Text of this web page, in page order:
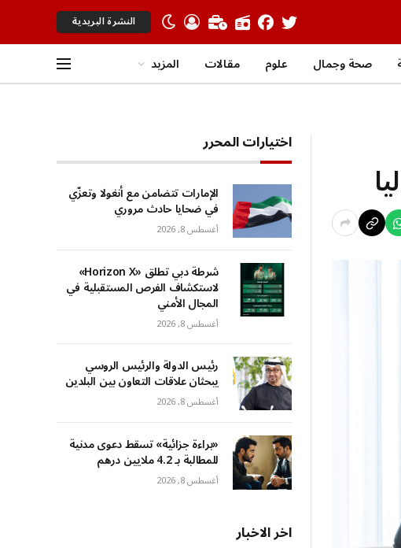
النشرة البريدية
صحة وجمال علوم مقالات المزيد
اختيارات المحرر
الإمارات تتضامن مع أنغولا وتعزّي
في ضحايا حادث مروري
أغسطس 8, 2026
شرطة دبي تطلق «Horizon X»
لاستكشاف الفرص المستقبلية في
المجال الأمني
أغسطس 8, 2026
رئيس الدولة والرئيس الروسي
يبحثان علاقات التعاون بين البلدين
أغسطس 8, 2026
«براءة جزائية» تسقط دعوى مدنية
للمطالبة بـ 4.2 ملايين درهم
أغسطس 8, 2026
اخر الاخبار